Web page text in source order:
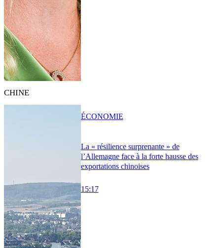
CHINE
La « résilience surprenante » de
l’Allemagne face à la forte hausse des
exportations chinoises
15:17
ÉCONOMIE